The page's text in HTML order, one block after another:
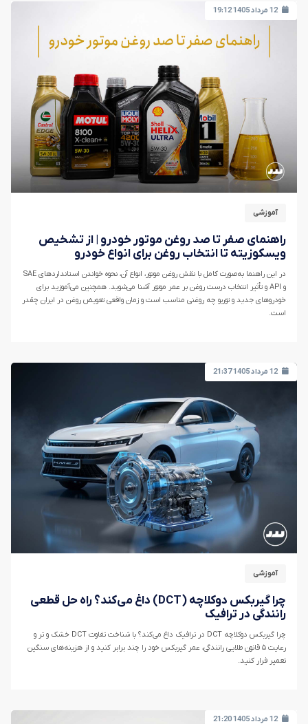
آموزشی
راهنمای صفر تا صد روغن موتور خودرو | از تشخیص
ویسکوزیته تا انتخاب روغن برای انواع خودرو
در این راهنما به‌صورت کامل با نقش روغن موتور، انواع آن، نحوه خواندن استانداردهای SAE
و API و تأثیر انتخاب درست روغن بر عمر موتور آشنا می‌شوید. همچنین می‌آموزید برای
خودروهای جدید و توربو چه روغنی مناسب است و زمان واقعی تعویض روغن در ایران چقدر
است.
آموزشی
چرا گیربکس دوکلاچه (DCT) داغ می‌کند؟ راه حل قطعی
رانندگی در ترافیک
چرا گیربکس دوکلاچه DCT در ترافیک داغ می‌کند؟ با شناخت تفاوت DCT خشک و تر و
رعایت ۵ قانون طلایی رانندگی، عمر گیربکس خود را چند برابر کنید و از هزینه‌های سنگین
تعمیر فرار کنید.